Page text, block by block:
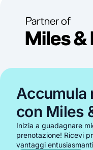
Accumula
con Miles
Inizia a guadagnare
prenotazione! Ricevi
vantaggi